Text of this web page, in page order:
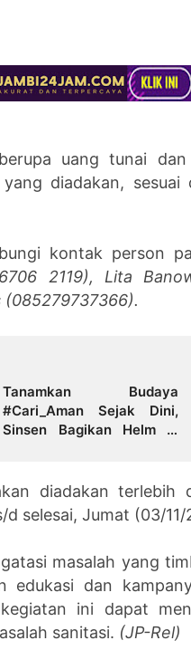
uang tunai
diadakan,
kontak person
2119), Lita
Tanamkan Budaya
#Cari_Aman Sejak Dini,
Sinsen Bagikan Helm di
diadakan terlebih
selesai, Jumat (03/11/
masalah yang
edukasi dan
ini dapat
sanitasi. (JP-Rel)